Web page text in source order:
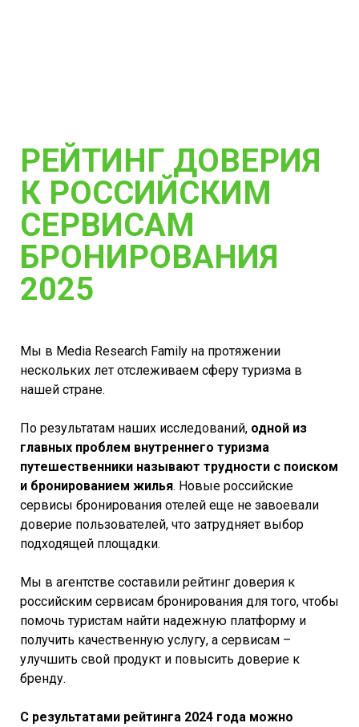
РЕЙТИНГ ДОВЕРИЯ
К РОССИЙСКИМ
СЕРВИСАМ
БРОНИРОВАНИЯ
2025
Мы в Media Research Family на протяжении
нескольких лет отслеживаем сферу туризма в
нашей стране.
По результатам наших исследований, одной из
главных проблем внутреннего туризма
путешественники называют трудности с поиском
и бронированием жилья. Новые российские
сервисы бронирования отелей еще не завоевали
доверие пользователей, что затрудняет выбор
подходящей площадки.
Мы в агентстве составили рейтинг доверия к
российским сервисам бронирования для того, чтобы
помочь туристам найти надежную платформу и
получить качественную услугу, а сервисам –
улучшить свой продукт и повысить доверие к
бренду.
С результатами рейтинга 2024 года можно